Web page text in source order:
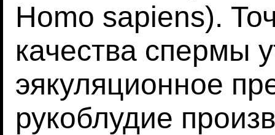
Homo sapiens).
качества спермы
эякуляционное
рукоблудие